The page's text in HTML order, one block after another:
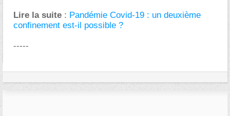
Lire la suite : Pandémie Covid-19 : un deuxième
confinement est-il possible ?
-----